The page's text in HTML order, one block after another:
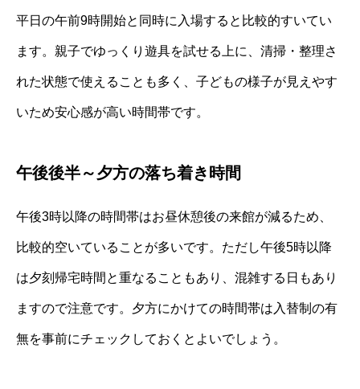
平日の午前9時開始と同時に入場すると比較的すいてい
ます。親子でゆっくり遊具を試せる上に、清掃・整理さ
れた状態で使えることも多く、子どもの様子が見えやす
いため安心感が高い時間帯です。
午後後半～夕方の落ち着き時間
午後3時以降の時間帯はお昼休憩後の来館が減るため、
比較的空いていることが多いです。ただし午後5時以降
は夕刻帰宅時間と重なることもあり、混雑する日もあり
ますので注意です。夕方にかけての時間帯は入替制の有
無を事前にチェックしておくとよいでしょう。